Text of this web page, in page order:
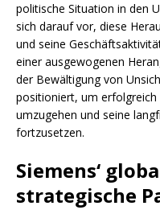
politische Situation in den
sich darauf vor, diese
und seine
einer ausgewogenen
der Bewältigung von
positioniert, um
umzugehen und seine
fortzusetzen.
Siemens‘
strategische